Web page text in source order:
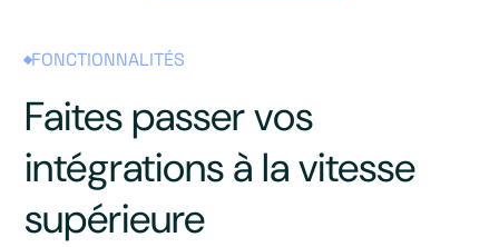
FONCTIONNALITÉS
Faites passer vos
intégrations à la vitesse
supérieure